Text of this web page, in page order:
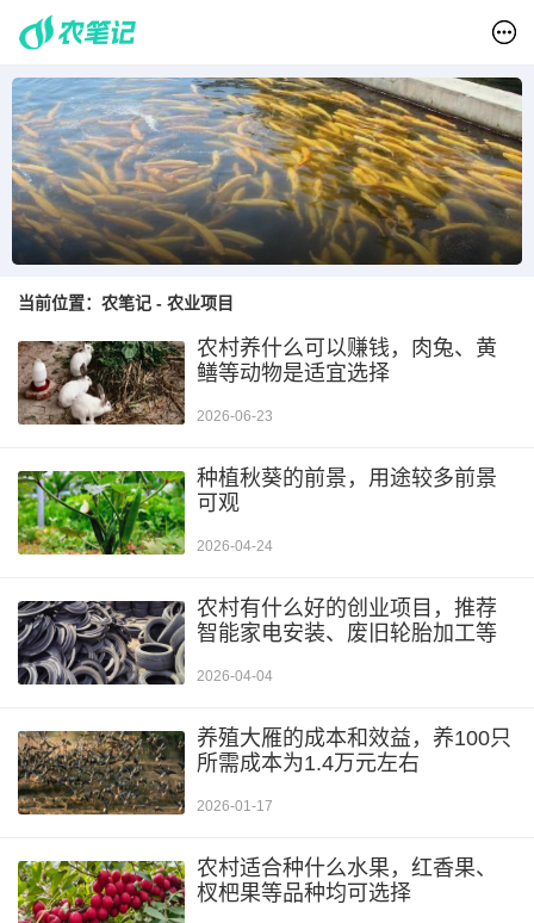
养殖虹鳟鱼的前景，在国内外市场上的地位很高
当前位置： 农笔记 - 农业项目
农村养什么可以赚钱，肉兔、黄
鳝等动物是适宜选择
2026-06-23
种植秋葵的前景，用途较多前景
可观
2026-04-24
农村有什么好的创业项目，推荐
智能家电安装、废旧轮胎加工等
2026-04-04
养殖大雁的成本和效益，养100只
所需成本为1.4万元左右
2026-01-17
农村适合种什么水果，红香果、
杈杷果等品种均可选择